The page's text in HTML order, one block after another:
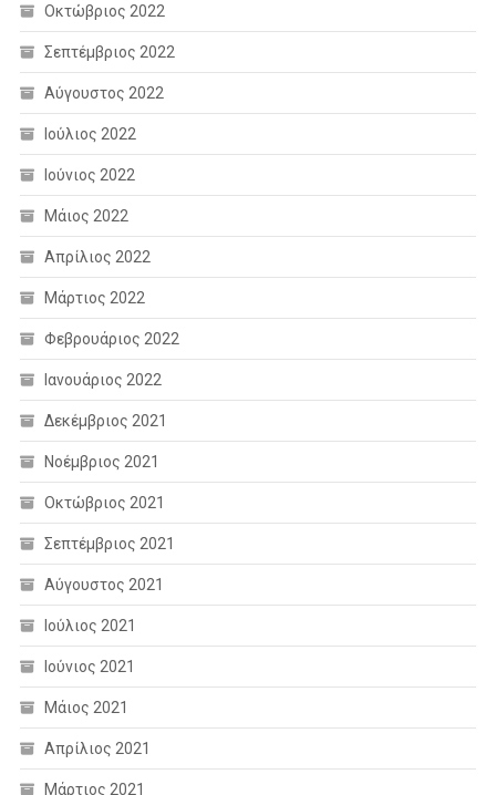
Οκτώβριος 2022
Σεπτέμβριος 2022
Αύγουστος 2022
Ιούλιος 2022
Ιούνιος 2022
Μάιος 2022
Απρίλιος 2022
Μάρτιος 2022
Φεβρουάριος 2022
Ιανουάριος 2022
Δεκέμβριος 2021
Νοέμβριος 2021
Οκτώβριος 2021
Σεπτέμβριος 2021
Αύγουστος 2021
Ιούλιος 2021
Ιούνιος 2021
Μάιος 2021
Απρίλιος 2021
Μάρτιος 2021